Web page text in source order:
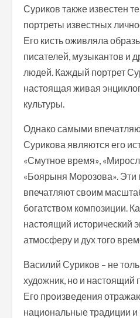
Суриков также известен
портреты известных
Его кисть оживляла
писателей, музыкантов и
людей. Каждый портрет
настоящая живая
культуры.
Однако самыми
Сурикова являются его
«Смутное время»,
«Боярыня Морозова». Эти
впечатляют своим
богатством композиции.
настоящий исторический
атмосферу и дух того
Василий Суриков – не
художник, но и настоящий
Его произведения
национальные традиции и